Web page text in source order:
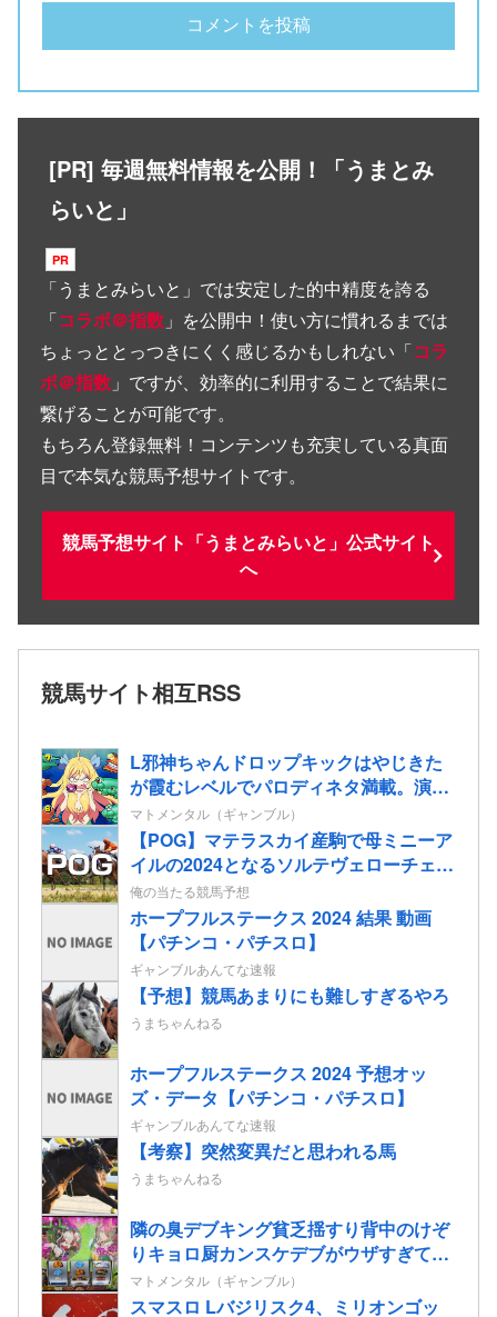
[PR] 毎週無料情報を公開！「うまとみ
らいと」
「うまとみらいと 」では安定した的中精度を誇る
「コラボ＠指数 」を公開中！使い方に慣れるまでは
ちょっととっつきにくく感じるかもしれない「コラ
ボ＠指数 」ですが、効率的に利用することで結果に
繋げることが可能です。
もちろん登録無料！コンテンツも充実している真面
目で本気な競馬予想サイトです。
競馬予想サイト「うまとみらいと」公式サイト
へ
競馬サイト相互RSS
L邪神ちゃんドロップキックはやじきた
が霞むレベルでパロディネタ満載。演出
面白いのに台がキツいよ…
マトメンタル（ギャンブル）
【POG】マテラスカイ産駒で母ミニーア
イルの2024となるソルテヴェローチェの
2歳情報
俺の当たる競馬予想
ホープフルステークス 2024 結果 動画
【パチンコ・パチスロ】
ギャンブルあんてな速報
【予想】競馬あまりにも難しすぎるやろ
うまちゃんねる
ホープフルステークス 2024 予想オッ
ズ・データ【パチンコ・パチスロ】
ギャンブルあんてな速報
【考察】突然変異だと思われる馬
うまちゃんねる
隣の臭デブキング貧乏揺すり背中のけぞ
りキョロ厨カンスケデブがウザすぎて心
が折れそう…
マトメンタル（ギャンブル）
スマスロ Lバジリスク4、ミリオンゴッ